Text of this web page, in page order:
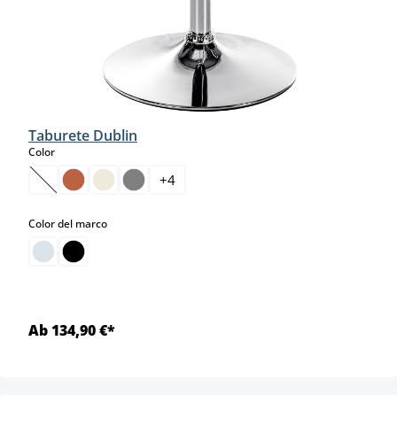
Taburete Dublin
Colorselect
(Esta opción no está disponible en este momento.)
+4
Color del marcoselect
Ab 134,90 €*